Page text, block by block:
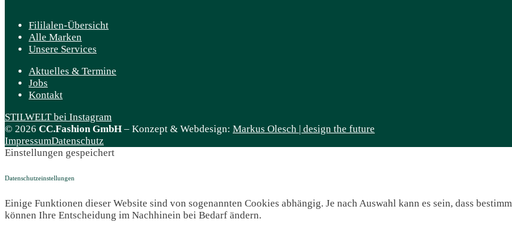
Fililalen-Übersicht
Alle Marken
Unsere Services
Aktuelles & Termine
Jobs
Kontakt
STILWELT bei Instagram
© 2026 CC.Fashion GmbH – Konzept & Webdesign: Markus Olesch | design the future
ImpressumDatenschutz
Einstellungen gespeichert
Datenschutzeinstellungen
Einige Funktionen dieser Website sind von sogenannten Cookies abhängig. Je nach Auswahl kann es sein, dass
können Ihre Entscheidung im Nachhinein bei Bedarf ändern.